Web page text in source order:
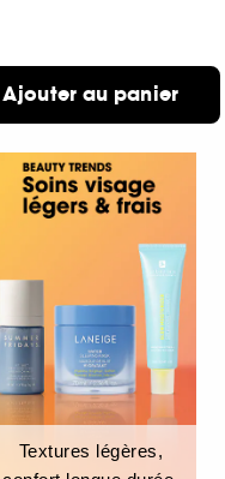
Ajouter au panier
Textures légères,